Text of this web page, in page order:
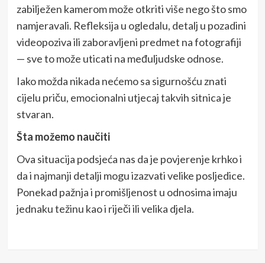
zabilježen kamerom može otkriti više nego što smo
namjeravali. Refleksija u ogledalu, detalj u pozadini
videopoziva ili zaboravljeni predmet na fotografiji
— sve to može uticati na međuljudske odnose.
Iako možda nikada nećemo sa sigurnošću znati
cijelu priču, emocionalni utjecaj takvih sitnica je
stvaran.
Šta možemo naučiti
Ova situacija podsjeća nas da je povjerenje krhko i
da i najmanji detalji mogu izazvati velike posljedice.
Ponekad pažnja i promišljenost u odnosima imaju
jednaku težinu kao i riječi ili velika djela.